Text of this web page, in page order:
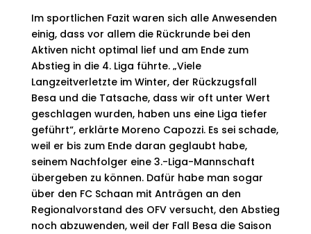
Im sportlichen Fazit waren sich alle Anwesenden
einig, dass vor allem die Rückrunde bei den
Aktiven nicht optimal lief und am Ende zum
Abstieg in die 4. Liga führte. „Viele
Langzeitverletzte im Winter, der Rückzugsfall
Besa und die Tatsache, dass wir oft unter Wert
geschlagen wurden, haben uns eine Liga tiefer
geführt“, erklärte Moreno Capozzi. Es sei schade,
weil er bis zum Ende daran geglaubt habe,
seinem Nachfolger eine 3.-Liga-Mannschaft
übergeben zu können. Dafür habe man sogar
über den FC Schaan mit Anträgen an den
Regionalvorstand des OFV versucht, den Abstieg
noch abzuwenden, weil der Fall Besa die Saison